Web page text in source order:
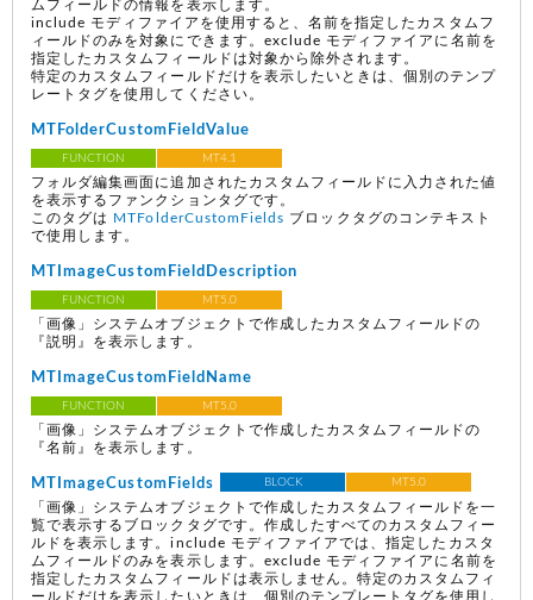
ムフィールドの情報を表示します。
include モディファイアを使用すると、名前を指定したカスタムフ
ィールドのみを対象にできます。exclude モディファイアに名前を
指定したカスタムフィールドは対象から除外されます。
特定のカスタムフィールドだけを表示したいときは、個別のテンプ
レートタグを使用してください。
MTFolderCustomFieldValue
FUNCTION MT4.1
フォルダ編集画面に追加されたカスタムフィールドに入力された値
を表示するファンクションタグです。
このタグは
MTFolderCustomFields ブロックタグのコンテキスト
で使用します。
MTImageCustomFieldDescription
FUNCTION MT5.0
「画像」システムオブジェクトで作成したカスタムフィールドの
『説明』を表示します。
MTImageCustomFieldName
FUNCTION MT5.0
「画像」システムオブジェクトで作成したカスタムフィールドの
『名前』を表示します。
MTImageCustomFields BLOCK MT5.0
「画像」システムオブジェクトで作成したカスタムフィールドを一
覧で表示するブロックタグです。作成したすべてのカスタムフィー
ルドを表示します。include モディファイアでは、指定したカスタ
ムフィールドのみを表示します。exclude モディファイアに名前を
指定したカスタムフィールドは表示しません。特定のカスタムフィ
ールドだけを表示したいときは、個別のテンプレートタグを使用し